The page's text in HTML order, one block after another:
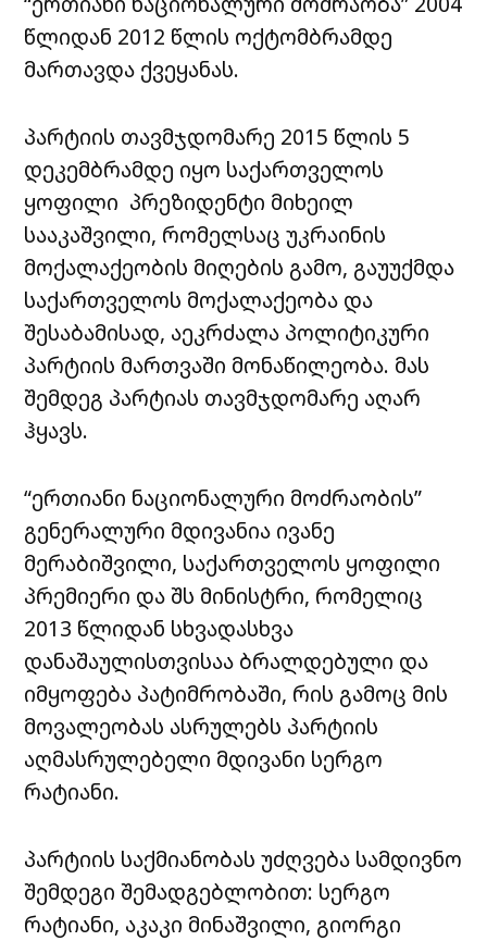
წლიდან 2012 წლის ოქტომბრამდე
მართავდა ქვეყანას.
პარტიის თავმჯდომარე 2015 წლის 5
დეკემბრამდე იყო საქართველოს
ყოფილი პრეზიდენტი მიხეილ
სააკაშვილი, რომელსაც უკრაინის
მოქალაქეობის მიღების გამო, გაუუქმდა
საქართველოს მოქალაქეობა და
შესაბამისად, აეკრძალა პოლიტიკური
პარტიის მართვაში მონაწილეობა. მას
შემდეგ პარტიას თავმჯდომარე აღარ
ჰყავს.
“ერთიანი ნაციონალური მოძრაობის”
გენერალური მდივანია ივანე
მერაბიშვილი, საქართველოს ყოფილი
პრემიერი და შს მინისტრი, რომელიც
2013 წლიდან სხვადასხვა
დანაშაულისთვისაა ბრალდებული და
იმყოფება პატიმრობაში, რის გამოც მის
მოვალეობას ასრულებს პარტიის
აღმასრულებელი მდივანი სერგო
რატიანი.
პარტიის საქმიანობას უძღვება სამდივნო
შემდეგი შემადგებლობით: სერგო
რატიანი, აკაკი მინაშვილი, გიორგი